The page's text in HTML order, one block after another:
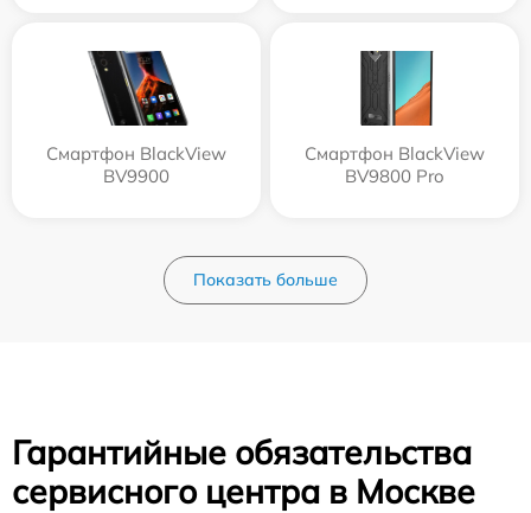
Смартфон BlackView
BV9900
Смартфон BlackView
BV9800 Pro
Показать больше
Гарантийные обязательства
сервисного центра в Москве